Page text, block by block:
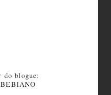
do blogue: